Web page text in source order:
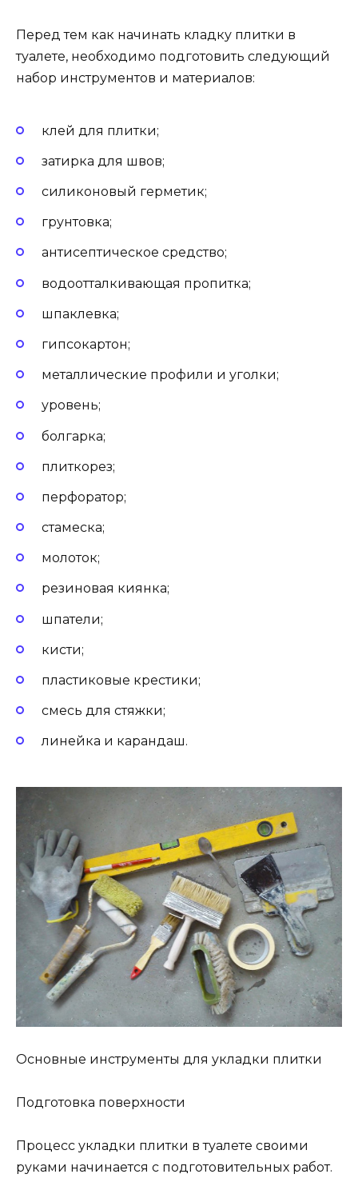
Перед тем как начинать кладку плитки в
туалете, необходимо подготовить следующий
набор инструментов и материалов:
клей для плитки;
затирка для швов;
силиконовый герметик;
грунтовка;
антисептическое средство;
водоотталкивающая пропитка;
шпаклевка;
гипсокартон;
металлические профили и уголки;
уровень;
болгарка;
плиткорез;
перфоратор;
стамеска;
молоток;
резиновая киянка;
шпатели;
кисти;
пластиковые крестики;
смесь для стяжки;
линейка и карандаш.
Основные инструменты для укладки плитки
Подготовка поверхности
Процесс укладки плитки в туалете своими
руками начинается с подготовительных работ.